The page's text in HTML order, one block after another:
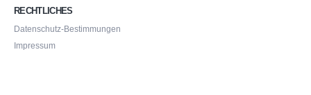
RECHTLICHES
Datenschutz-Bestimmungen
Impressum